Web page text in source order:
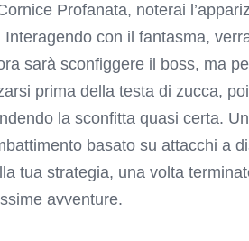
Profanata, noterai
Interagendo con il fantasma,
sarà sconfiggere il boss, ma
prima della testa di zucca,
la sconfitta quasi certa.
basato su attacchi a
tua strategia, una volta
avventure.